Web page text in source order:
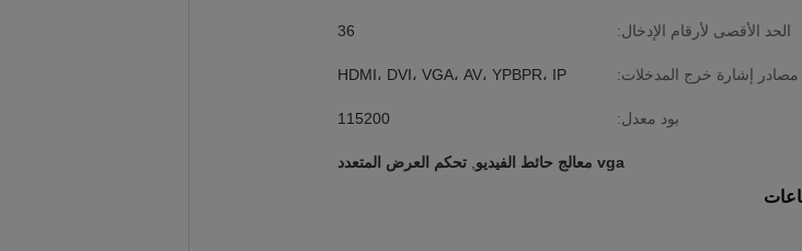
الحد الأقصى لأرقام الإدخال: 36
مصادر إشارة خرج المدخلات: HDMI، DVI، VGA، AV، YPBPR، IP
بود معدل: 115200
vga معالج حائط الفيديو تحكم العرض المتعدد